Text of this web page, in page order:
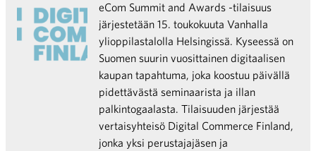
eCom Summit and Awards -tilaisuus
järjestetään 15. toukokuuta Vanhalla
ylioppilastalolla Helsingissä. Kyseessä on
Suomen suurin vuosittainen digitaalisen
kaupan tapahtuma, joka koostuu päivällä
pidettävästä seminaarista ja illan
palkintogaalasta. Tilaisuuden järjestää
vertaisyhteisö Digital Commerce Finland,
jonka yksi perustajajäsen ja